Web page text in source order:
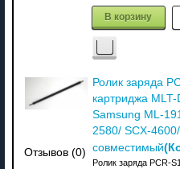
В корзину
Отзывов (0)
Ролик заряда
картриджа
Samsung ML-
2580/ SCX-
совместимый
Ролик заряда PCR-